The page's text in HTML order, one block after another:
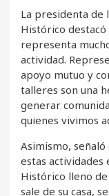
La presidenta de
Histórico destacó
representa
actividad.
apoyo mutuo y
talleres son una
generar
quienes vivimos
Asimismo,
estas actividades
Histórico lleno
sale de su casa,